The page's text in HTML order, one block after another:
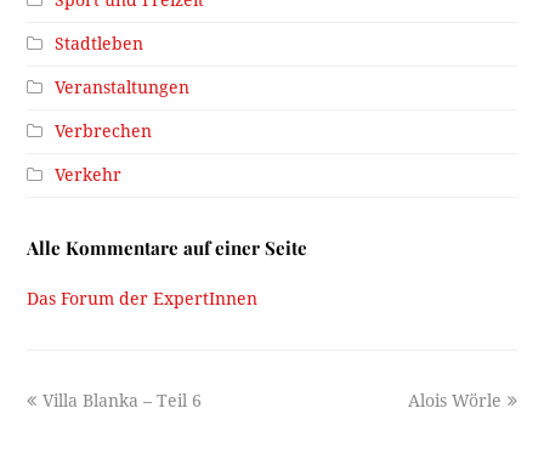
Stadtleben
Veranstaltungen
Verbrechen
Verkehr
Alle Kommentare auf einer Seite
Das Forum der ExpertInnen
previous
Villa Blanka – Teil 6
next
Alois Wörle